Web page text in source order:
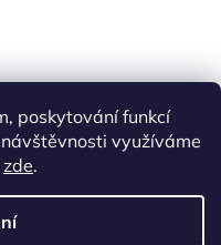
poskytování funkcí
využíváme
zde.